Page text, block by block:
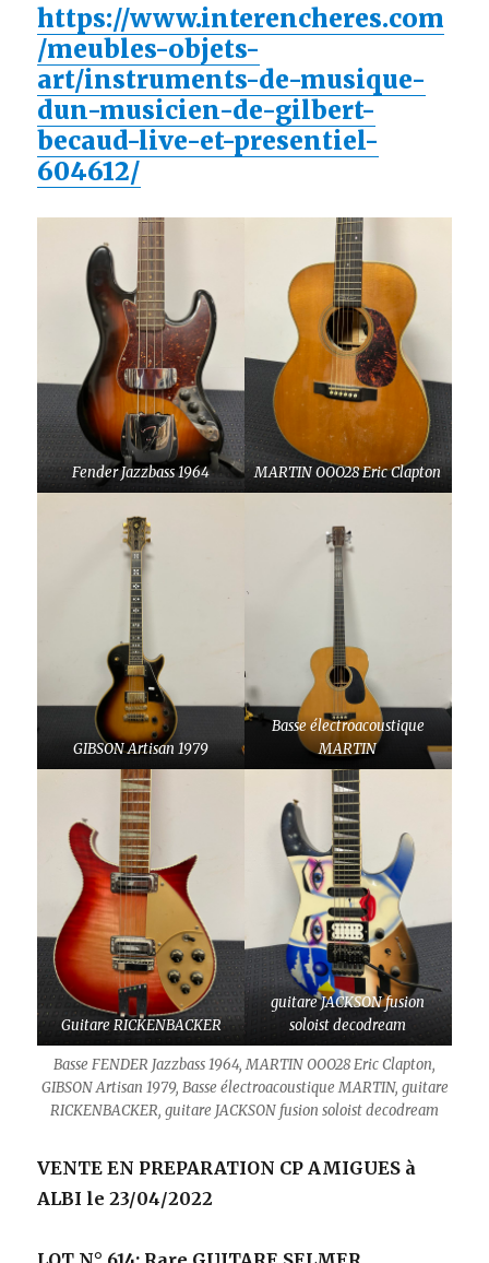
https://www.interencheres.com
/meubles-objets-
art/instruments-de-musique-
dun-musicien-de-gilbert-
becaud-live-et-presentiel-
604612/
Fender Jazzbass 1964 MARTIN OOO28 Eric Clapton
GIBSON Artisan 1979
Basse électroacoustique
MARTIN
Guitare RICKENBACKER
guitare JACKSON fusion
soloist decodream
Basse FENDER Jazzbass 1964, MARTIN OOO28 Eric Clapton,
GIBSON Artisan 1979, Basse électroacoustique MARTIN, guitare
RICKENBACKER, guitare JACKSON fusion soloist decodream
VENTE EN PREPARATION CP AMIGUES à
ALBI le 23/04/2022